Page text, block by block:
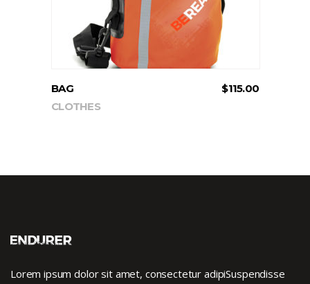
BAG $115.00
CLOTHES
Lorem ipsum dolor sit amet, consectetur adipiSuspendisse